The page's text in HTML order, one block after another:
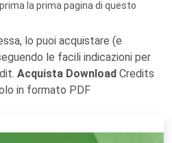
la prima pagina di questo
lo puoi acquistare (e
le facili indicazioni per
Acquista Download Credits
in formato PDF